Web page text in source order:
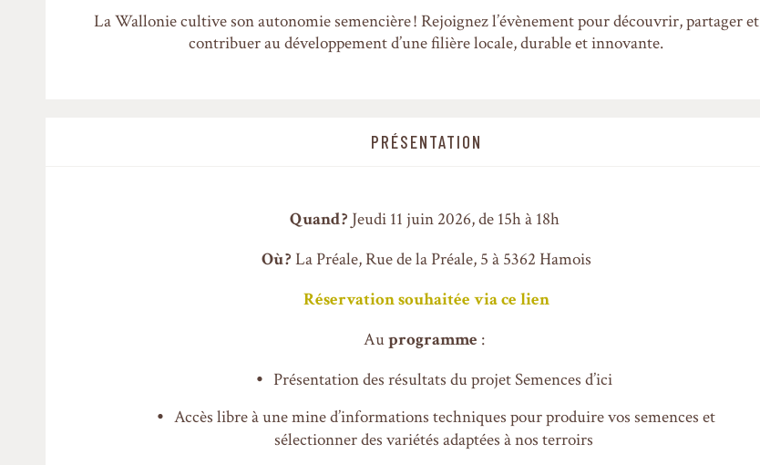
La Wallonie cultive son autonomie semencière ! Rejoignez l’évènement pour découvrir, partager et
contribuer au développement d’une filière locale, durable et innovante.
PRÉSENTATION
Quand ? Jeudi 11 juin 2026, de 15h à 18h
Où ? La Préale, Rue de la Préale, 5 à 5362 Hamois
Réservation souhaitée via ce lien
Auprogramme :
Présentation des résultats du projet Semences d’ici
Accès libre à une mine d’informations techniques pour produire vos semences et
sélectionner des variétés adaptées à nos terroirs